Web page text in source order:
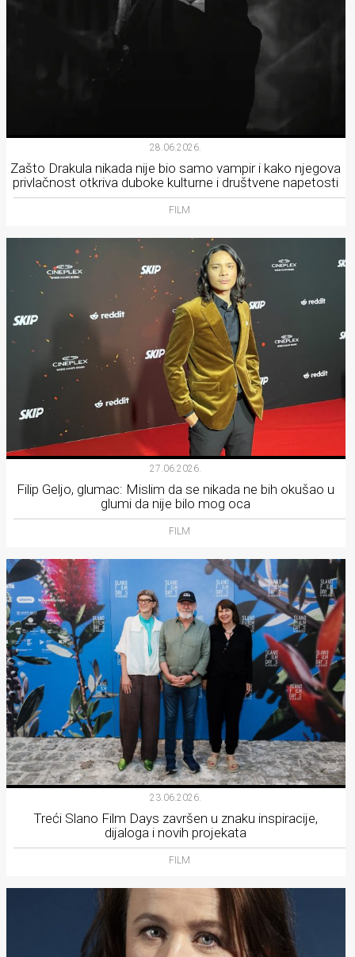
28.06.2026.
Zašto Drakula nikada nije bio samo vampir i kako njegova
privlačnost otkriva duboke kulturne i društvene napetosti
FILM
27.06.2026.
Filip Geljo, glumac: Mislim da se nikada ne bih okušao u
glumi da nije bilo mog oca
FILM
23.06.2026.
Treći Slano Film Days završen u znaku inspiracije,
dijaloga i novih projekata
FILM